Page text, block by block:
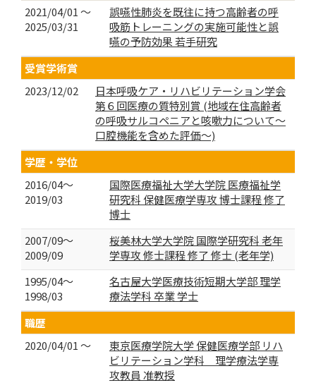
2021/04/01 ～
2025/03/31
誤嚥性肺炎を既往に持つ高齢者の呼
吸筋トレーニングの実施可能性と誤
嚥の予防効果 若手研究
受賞学術賞
2023/12/02
日本呼吸ケア・リハビリテーション学会
第６回医療の質特別賞 (地域在住高齢者
の呼吸サルコペニアと咳嗽力について～
口腔機能を含めた評価～)
学歴・学位
2016/04～
2019/03
国際医療福祉大学大学院 医療福祉学
研究科 保健医療学専攻 博士課程 修了
博士
2007/09～
2009/09
桜美林大学大学院 国際学研究科 老年
学専攻 修士課程 修了 修士 (老年学)
1995/04～
1998/03
名古屋大学医療技術短期大学部 理学
療法学科 卒業 学士
職歴
2020/04/01 ～
東京医療学院大学 保健医療学部 リハ
ビリテーション学科 理学療法学専
攻教員 准教授